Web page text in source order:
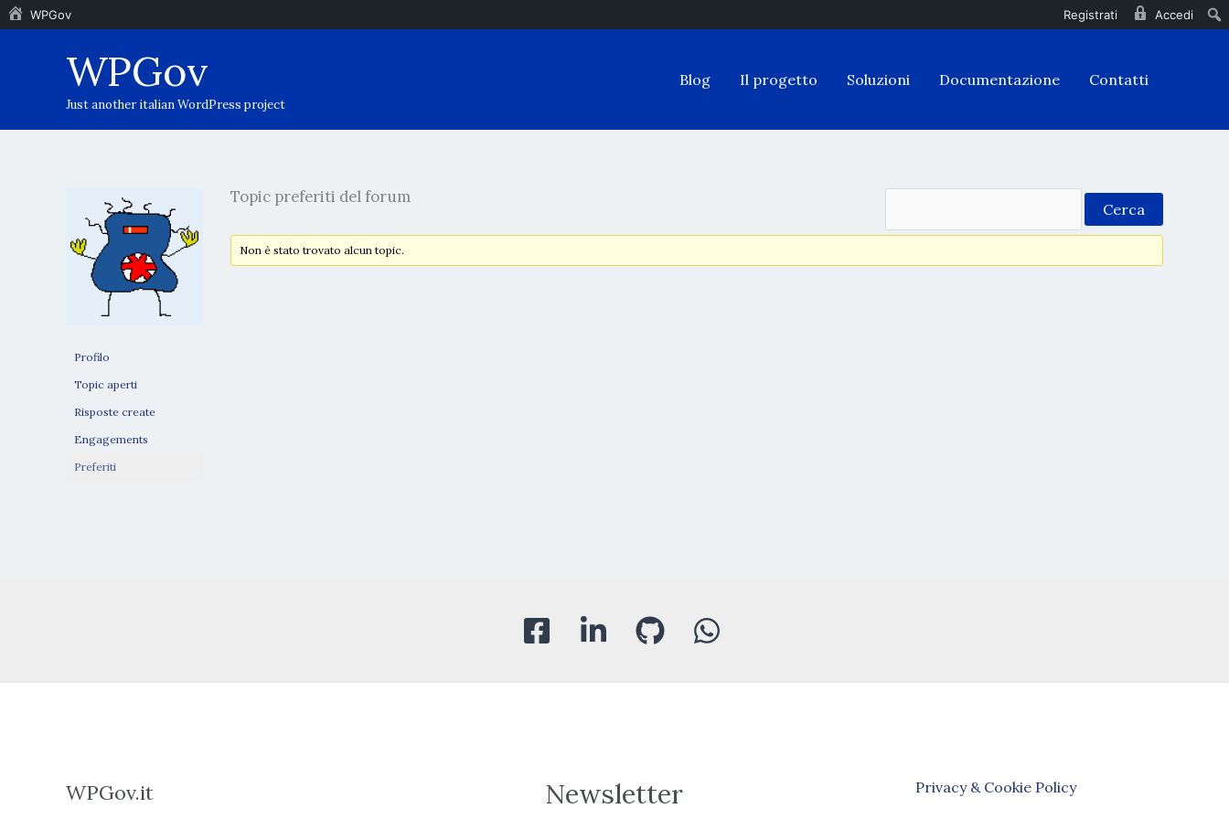
WPGov Registrati Accedi
WPGov
Just another italian WordPress project
Blog Il progetto Soluzioni Documentazione Contatti
Profilo
Topic aperti
Risposte create
Engagements
Preferiti
Topic preferiti del forum
Non è stato trovato alcun topic.
WPGov.it Newsletter Privacy & Cookie Policy